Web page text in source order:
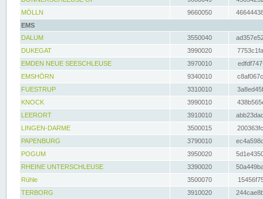
MÖLLN
9660050
EMS
DALUM
3550040
DUKEGAT
3990020
EMDEN NEUE SEESCHLEUSE
3970010
EMSHÖRN
9340010
FUESTRUP
3310010
KNOCK
3990010
LEERORT
3910010
LINGEN-DARME
3500015
PAPENBURG
3790010
POGUM
3950020
RHEINE UNTERSCHLEUSE
3390020
Rühle
3500070
TERBORG
3910020